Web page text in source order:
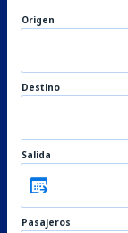
Origen
Destino
Salida
Pasajeros